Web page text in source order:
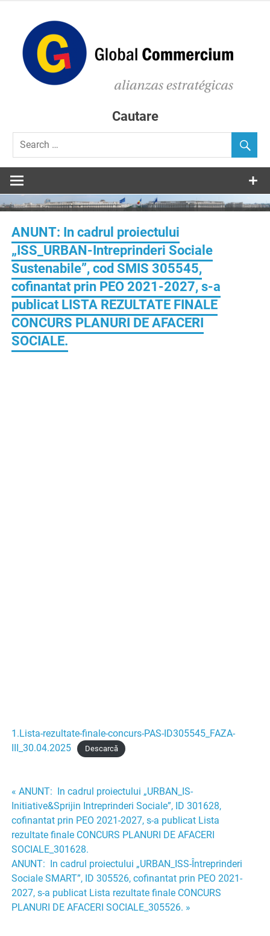
content
Cautare
ANUNT: In cadrul proiectului
„ISS_URBAN-Intreprinderi Sociale
Sustenabile”, cod SMIS 305545,
cofinantat prin PEO 2021-2027, s-a
publicat LISTA REZULTATE FINALE
CONCURS PLANURI DE AFACERI
SOCIALE.
1.Lista-rezultate-finale-concurs-PAS-ID305545_FAZA-
III_30.04.2025
Descarcă
Navigare
în
articole
« ANUNT: In cadrul proiectului „URBAN_IS-
Initiative&Sprijin Intreprinderi Sociale”, ID 301628,
cofinantat prin PEO 2021-2027, s-a publicat Lista
rezultate finale CONCURS PLANURI DE AFACERI
SOCIALE_301628.
ANUNT: In cadrul proiectului „URBAN_ISS-Întreprinderi
Sociale SMART”, ID 305526, cofinantat prin PEO 2021-
2027, s-a publicat Lista rezultate finale CONCURS
PLANURI DE AFACERI SOCIALE_305526. »